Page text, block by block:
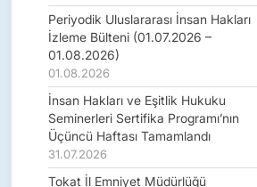
Periyodik Uluslararası İnsan Hakları
İzleme Bülteni (01.07.2026 –
01.08.2026)
01.08.2026
İnsan Hakları ve Eşitlik Hukuku
Seminerleri Sertifika Programı’nın
Üçüncü Haftası Tamamlandı
31.07.2026
Tokat İl Emniyet Müdürlüğü